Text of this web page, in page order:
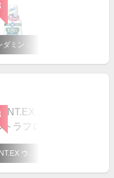
モンダミン デンタルマニキュア